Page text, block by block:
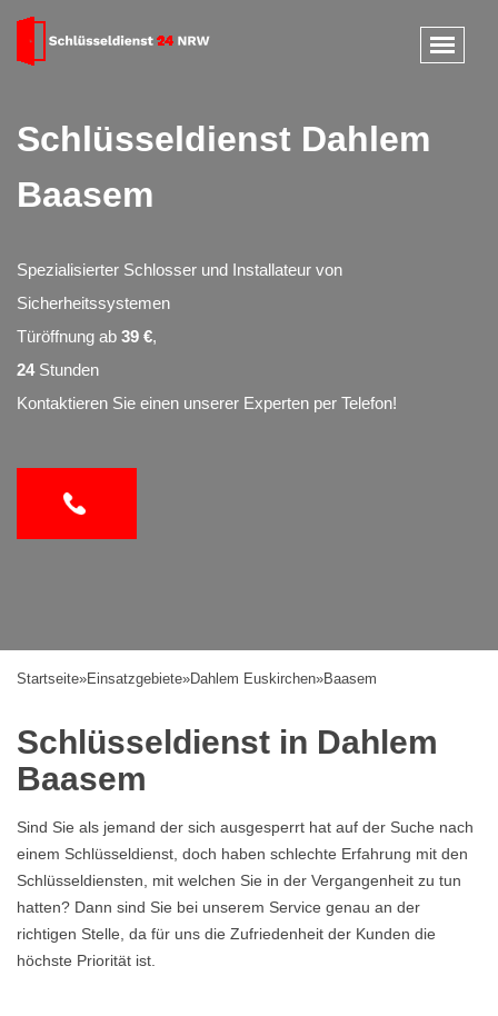
Schlüsseldienst Dahlem
Baasem
Spezialisierter Schlosser und Installateur von
Sicherheitssystemen
Türöffnung ab 39 €,
24Stunden
Kontaktieren Sie einen unserer Experten per Telefon!
Startseite»Einsatzgebiete»Dahlem Euskirchen»Baasem
Schlüsseldienst in Dahlem
Baasem
Sind Sie als jemand der sich ausgesperrt hat auf der Suche nach
einem Schlüsseldienst, doch haben schlechte Erfahrung mit den
Schlüsseldiensten, mit welchen Sie in der Vergangenheit zu tun
hatten? Dann sind Sie bei unserem Service genau an der
richtigen Stelle, da für uns die Zufriedenheit der Kunden die
höchste Priorität ist.